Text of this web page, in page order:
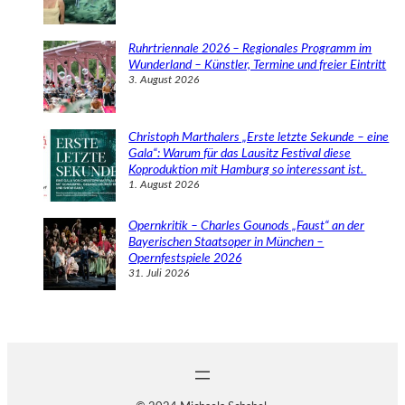
Ruhrtriennale 2026 – Regionales Programm im
Wunderland – Künstler, Termine und freier Eintritt
3. August 2026
Christoph Marthalers „Erste letzte Sekunde – eine
Gala“: Warum für das Lausitz Festival diese
Koproduktion mit Hamburg so interessant ist.
1. August 2026
Opernkritik – Charles Gounods „Faust“ an der
Bayerischen Staatsoper in München –
Opernfestspiele 2026
31. Juli 2026